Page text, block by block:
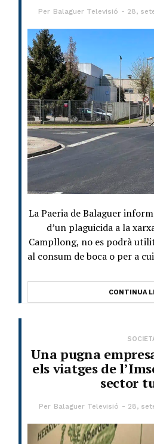
Per Balaguer Televisió 28,
La Paeria de Balaguer
d’un plaguicida a la
Campllong, no es podrà
al consum de boca o per a
CONTINUA
Una pugna
els viatges de
sector
Per Balaguer Televisió 28,